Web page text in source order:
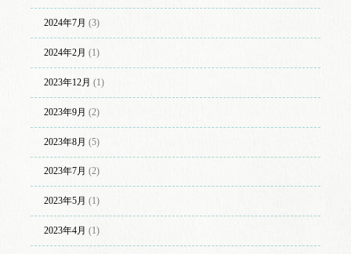
2024年7月 (3)
2024年2月 (1)
2023年12月 (1)
2023年9月 (2)
2023年8月 (5)
2023年7月 (2)
2023年5月 (1)
2023年4月 (1)